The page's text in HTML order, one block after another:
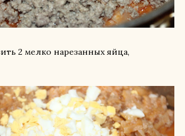
2 мелко нарезанных яйца,